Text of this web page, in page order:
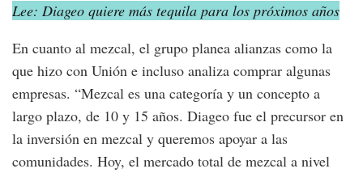
Lee: Diageo quiere más tequila para los próximos años
En cuanto al mezcal, el grupo planea alianzas como la
que hizo con Unión e incluso analiza comprar algunas
empresas. “Mezcal es una categoría y un concepto a
largo plazo, de 10 y 15 años. Diageo fue el precursor en
la inversión en mezcal y queremos apoyar a las
comunidades. Hoy, el mercado total de mezcal a nivel